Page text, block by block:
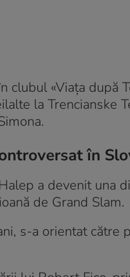
clubul «Viața după
la Trencianske
în
a devenit una
de Grand Slam.
s-a orientat